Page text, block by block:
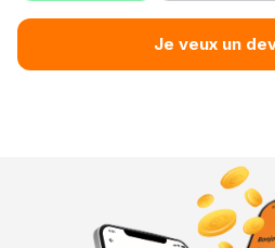
Je veux un